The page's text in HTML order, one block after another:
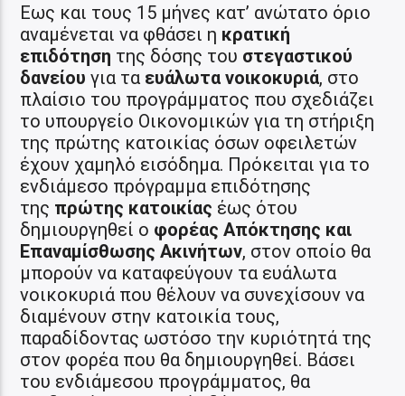
Εως και τους 15 μήνες κατ’ ανώτατο όριο
αναμένεται να φθάσει η κρατική
επιδότηση της δόσης του στεγαστικού
δανείουγια τα ευάλωτα νοικοκυριά, στο
πλαίσιο του προγράμματος που σχεδιάζει
το υπουργείο Οικονομικών για τη στήριξη
της πρώτης κατοικίας όσων οφειλετών
έχουν χαμηλό εισόδημα. Πρόκειται για το
ενδιάμεσο πρόγραμμα επιδότησης
της πρώτης κατοικίας έως ότου
δημιουργηθεί ο φορέας Απόκτησης και
Επαναμίσθωσης Ακινήτων, στον οποίο θα
μπορούν να καταφεύγουν τα ευάλωτα
νοικοκυριά που θέλουν να συνεχίσουν να
διαμένουν στην κατοικία τους,
παραδίδοντας ωστόσο την κυριότητά της
στον φορέα που θα δημιουργηθεί. Βάσει
του ενδιάμεσου προγράμματος, θα